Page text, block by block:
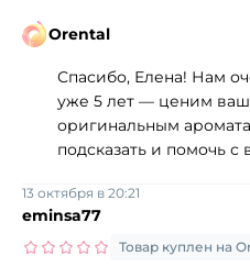
Orental
Спасибо, Елена! Нам
уже 5 лет — ценим
оригинальным
подсказать и помочь с
eminsa77
13 октября в 20:21
Товар куплен на